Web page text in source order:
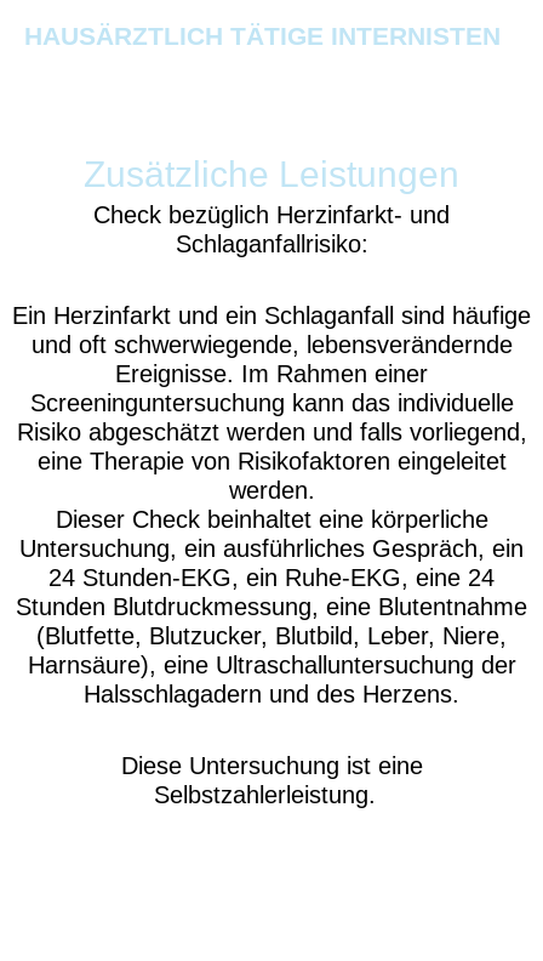
InhaltHAUSÄRZTLICH TÄTIGE INTERNISTEN
Zusätzliche Leistungen
Check bezüglich Herzinfarkt- und
Schlaganfallrisiko:
Ein Herzinfarkt und ein Schlaganfall sind häufige
und oft schwerwiegende, lebensverändernde
Ereignisse. Im Rahmen einer
Screeninguntersuchung kann das individuelle
Risiko abgeschätzt werden und falls vorliegend,
eine Therapie von Risikofaktoren eingeleitet
werden.
Dieser Check beinhaltet eine körperliche
Untersuchung, ein ausführliches Gespräch, ein
24 Stunden-EKG, ein Ruhe-EKG, eine 24
Stunden Blutdruckmessung, eine Blutentnahme
(Blutfette, Blutzucker, Blutbild, Leber, Niere,
Harnsäure), eine Ultraschalluntersuchung der
Halsschlagadern und des Herzens.
Diese Untersuchung ist eine
Selbstzahlerleistung.